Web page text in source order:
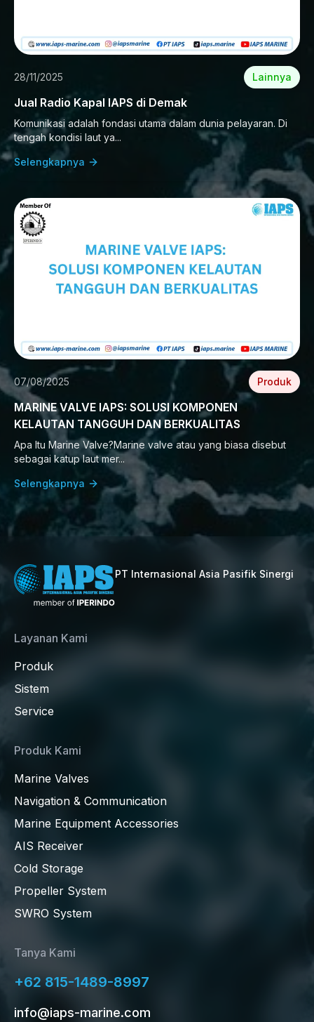
28/11/2025 Lainnya
Jual Radio Kapal IAPS di Demak
Komunikasi adalah fondasi utama dalam dunia pelayaran. Di
tengah kondisi laut ya...
Selengkapnya
07/08/2025 Produk
MARINE VALVE IAPS: SOLUSI KOMPONEN
KELAUTAN TANGGUH DAN BERKUALITAS
Apa Itu Marine Valve?Marine valve atau yang biasa disebut
sebagai katup laut mer...
Selengkapnya
PT Internasional Asia Pasifik Sinergi
Layanan Kami
Produk
Sistem
Service
Produk Kami
Marine Valves
Navigation & Communication
Marine Equipment Accessories
AIS Receiver
Cold Storage
Propeller System
SWRO System
Tanya Kami
+62 815-1489-8997
info@iaps-marine.com